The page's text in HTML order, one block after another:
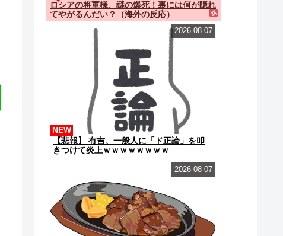
ロシアの将軍様、謎の爆死！裏には何が隠れ
てやがるんだい？（海外の反応）
【悲報】 有吉、一般人に「ド正論」を叩
きつけて炎上ｗｗｗｗｗｗｗｗ
NEW
2026-08-07
2026-08-07